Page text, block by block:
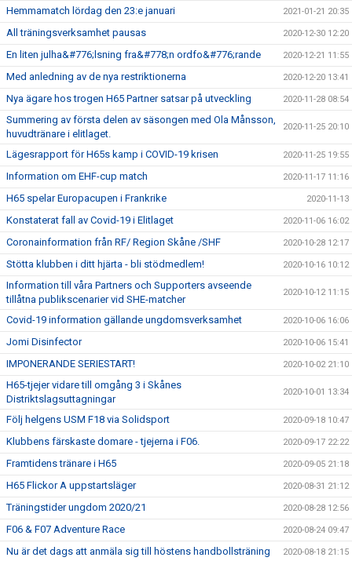
Hemmamatch lördag den 23:e januari 2021-01-21 20:35
All träningsverksamhet pausas 2020-12-30 12:20
En liten julha&#776;lsning fra&#778;n ordfo&#776;rande 2020-12-21 11:55
Med anledning av de nya restriktionerna 2020-12-20 13:41
Nya ägare hos trogen H65 Partner satsar på utveckling 2020-11-28 08:54
Summering av första delen av säsongen med Ola Månsson,
huvudtränare i elitlaget.
2020-11-25 20:10
Lägesrapport för H65s kamp i COVID-19 krisen 2020-11-25 19:55
Information om EHF-cup match 2020-11-17 11:16
H65 spelar Europacupen i Frankrike 2020-11-13
Konstaterat fall av Covid-19 i Elitlaget 2020-11-06 16:02
Coronainformation från RF/ Region Skåne /SHF 2020-10-28 12:17
Stötta klubben i ditt hjärta - bli stödmedlem! 2020-10-16 10:12
Information till våra Partners och Supporters avseende
tillåtna publikscenarier vid SHE-matcher
2020-10-12 11:15
Covid-19 information gällande ungdomsverksamhet 2020-10-06 16:06
Jomi Disinfector 2020-10-06 15:41
IMPONERANDE SERIESTART! 2020-10-02 21:10
H65-tjejer vidare till omgång 3 i Skånes
Distriktslagsuttagningar
2020-10-01 13:34
Följ helgens USM F18 via Solidsport 2020-09-18 10:47
Klubbens färskaste domare - tjejerna i F06. 2020-09-17 22:22
Framtidens tränare i H65 2020-09-05 21:18
H65 Flickor A uppstartsläger 2020-08-31 21:12
Träningstider ungdom 2020/21 2020-08-28 12:56
F06 & F07 Adventure Race 2020-08-24 09:47
Nu är det dags att anmäla sig till höstens handbollsträning 2020-08-18 21:15